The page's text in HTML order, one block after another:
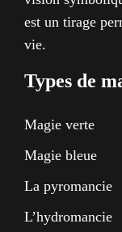
est un tirage
vie.
Types de
Magie verte
Magie bleue
La pyromancie
L’hydromancie